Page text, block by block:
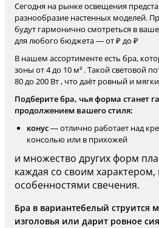
Сегодня на рынке освещения
разнообразие настенных моделей.
будут гармонично смотреться в
для любого бюджета — от ₽ до ₽
В нашем ассортименте есть бра,
зоны от 4 до 10 м² . Такой световой
80 до 200 Вт , что даёт ровный и
Подберите бра, чья форма станет
продолжением вашего стиля:
конус— отлично работает над
консолью или в прихожей
и множество других форм
каждая со своим
особенностями свечения.
Бра в вариантебелый струится
изголовья или дарит ровное